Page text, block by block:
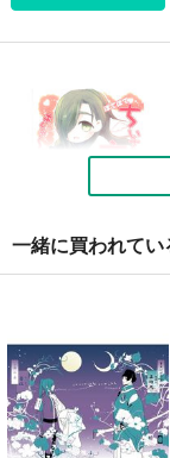
四季葬
762円（税込）
刀剣乱舞
石切丸×にっかり青江
一緒に買われて